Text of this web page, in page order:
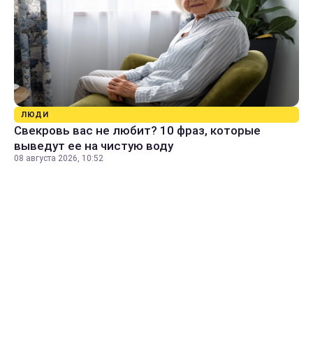
ЛЮДИ
Свекровь вас не любит? 10 фраз, которые
выведут ее на чистую воду
08 августа 2026, 10:52